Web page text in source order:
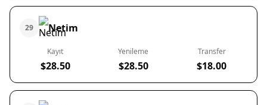
29 Netim
Kayıt
$28.50
Yenileme
$28.50
Transfer
$18.00